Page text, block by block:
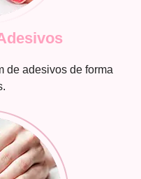
de adesivos de forma